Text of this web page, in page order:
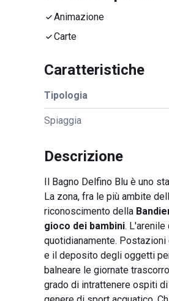
Animazione
Carte
Caratteristiche
Tipologia
Spiaggia
Descrizione
Il Bagno Delfino Blu è uno
La zona, fra le più ambite
riconoscimento della
gioco dei bambini. L'arenile
quotidianamente.
e il deposito degli oggetti
balneare le giornate
grado di intrattenere ospiti